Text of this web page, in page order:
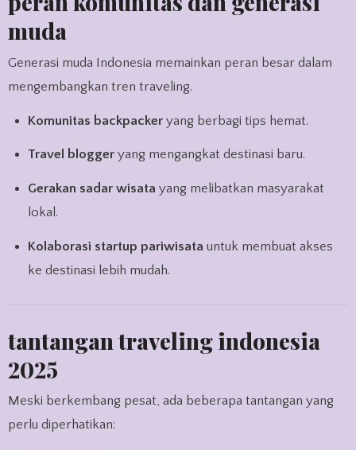
muda
Generasi muda Indonesia memainkan peran besar dalam
mengembangkan tren traveling.
Komunitas backpacker yang berbagi tips hemat.
Travel blogger yang mengangkat destinasi baru.
Gerakan sadar wisata yang melibatkan masyarakat
lokal.
Kolaborasi startup pariwisata untuk membuat akses
ke destinasi lebih mudah.
tantangan traveling indonesia
2025
Meski berkembang pesat, ada beberapa tantangan yang
perlu diperhatikan: